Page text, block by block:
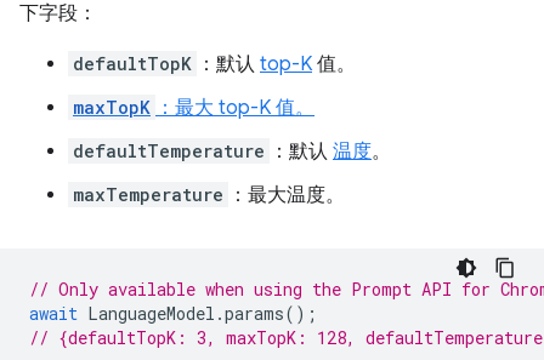
下字段：
defaultTopK ：默认 top-K 值。
maxTopK ：最大 top-K 值。
defaultTemperature ：默认 温度。
maxTemperature ：最大温度。
// Only available when using the Prompt API for
await LanguageModel .params();
// {defaultTopK: 3, maxTopK: 128,